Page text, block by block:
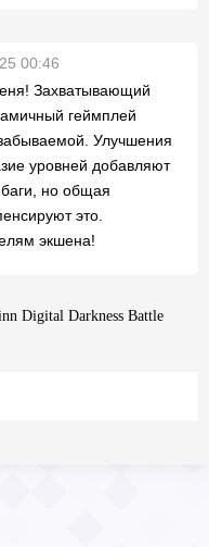
00:46
Захватывающий
геймплей
Улучшения
уровней добавляют
но общая
это.
экшена!
Digital Darkness Battle